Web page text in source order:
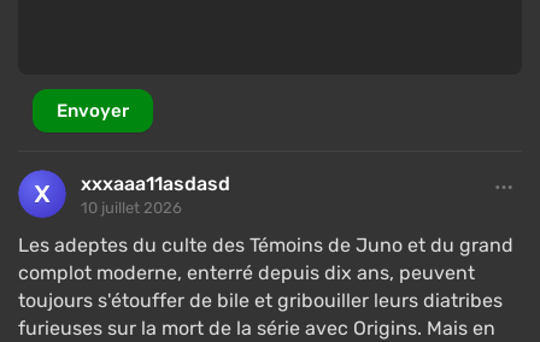
Envoyer
xxxaaa11asdasd
10 juillet 2026
Les adeptes du culte des Témoins de Juno et du grand
complot moderne, enterré depuis dix ans, peuvent
toujours s'étouffer de bile et gribouiller leurs diatribes
furieuses sur la mort de la série avec Origins. Mais en